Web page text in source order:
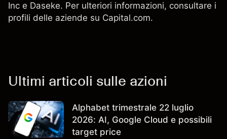
Inc e Daseke. Per ulteriori informazioni, consultare i
profili delle aziende su Capital.com.
Ultimi articoli sulle azioni
Alphabet trimestrale 22 luglio
2026: AI, Google Cloud e possibili
target price